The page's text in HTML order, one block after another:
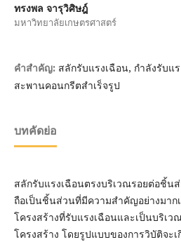
ทรงพล จารุวิศิษฎ์
มหาวิทยาลัยเกษตรศาสตร์
คำสำคัญ: สลักรับแรงเฉือน, กำลังรับแ
สะพานคอนกรีตสำเร็จรูป
บทคัดย่อ
สลักรับแรงเฉือนตรงบริเวณรอยต่อชิ้น
ถือเป็นชิ้นส่วนที่มีความสำคัญอย่างมาก
โครงสร้างที่รับแรงเฉือนและเป็นบริเว
โครงสร้าง โดยรูปแบบของการวิบัติจ